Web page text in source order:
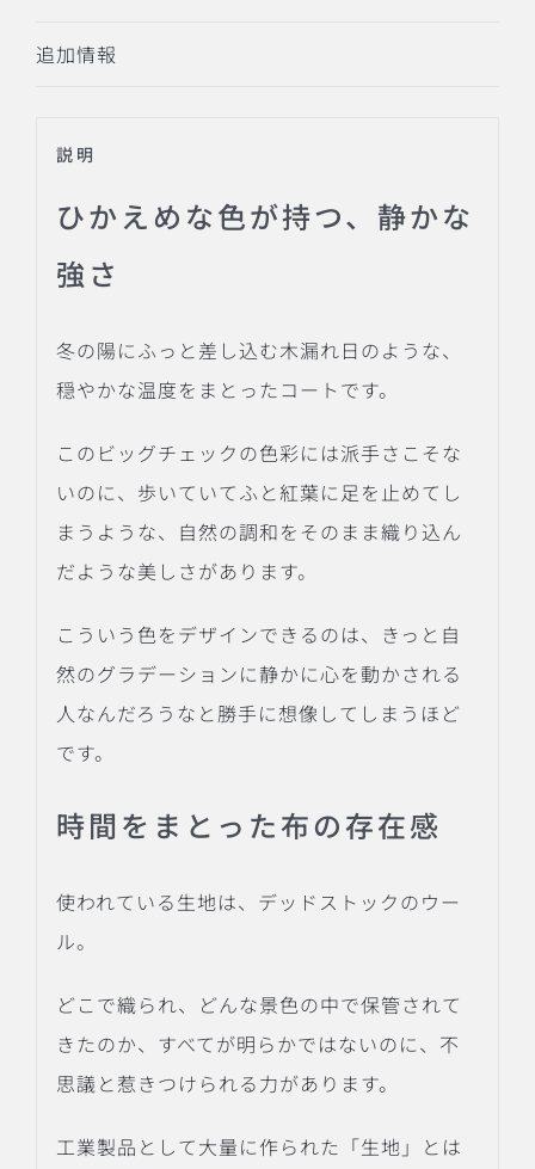
追加情報
説明
ひかえめな色が持つ、静かな
強さ
冬の陽にふっと差し込む木漏れ日のような、
穏やかな温度をまとったコートです。
このビッグチェックの色彩には派手さこそな
いのに、歩いていてふと紅葉に足を止めてし
まうような、自然の調和をそのまま織り込ん
だような美しさがあります。
こういう色をデザインできるのは、きっと自
然のグラデーションに静かに心を動かされる
人なんだろうなと勝手に想像してしまうほど
です。
時間をまとった布の存在感
使われている生地は、デッドストックのウー
ル。
どこで織られ、どんな景色の中で保管されて
きたのか、すべてが明らかではないのに、不
思議と惹きつけられる力があります。
工業製品として大量に作られた「生地」とは